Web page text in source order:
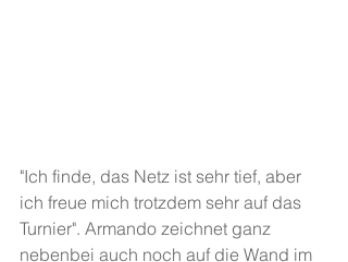
"Ich finde, das Netz ist sehr tief, aber
ich freue mich trotzdem sehr auf das
Turnier". Armando zeichnet ganz
nebenbei auch noch auf die Wand im